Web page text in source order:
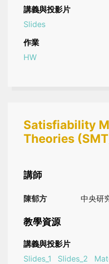
講義與投影片
Slides
作業
HW
Satisfiability
Theories
講師
陳郁方 中央研
教學資源
講義與投影片
Slides_1
Slides_2